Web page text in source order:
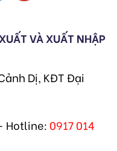
VÀ XUẤT NHẬP
Dị, KĐT Đại
Hotline: 0917 014